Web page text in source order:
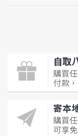
自取
購買
付款
寄本
購買
可享